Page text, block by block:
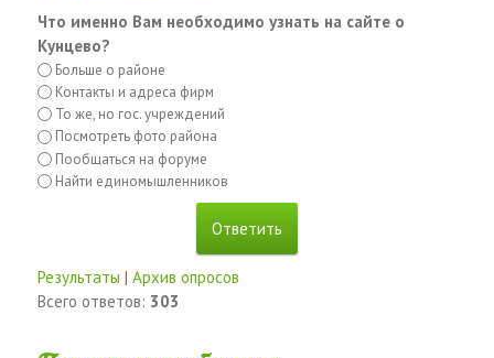
Что именно Вам необходимо узнать на сайте о
Кунцево?
Больше о районе
Контакты и адреса фирм
То же, но гос. учреждений
Посмотреть фото района
Пообщаться на форуме
Найти единомышленников
Результаты | Архив опросов
Всего ответов: 303